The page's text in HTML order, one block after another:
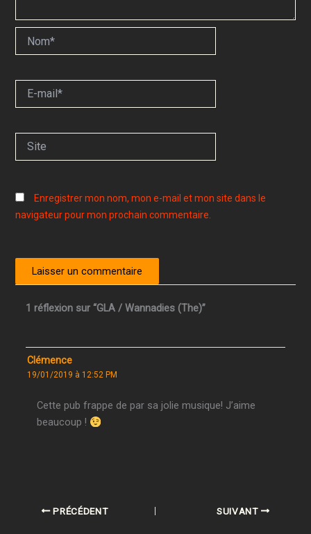
mail*
Enregistrer mon nom, mon e-mail et mon site dans le
navigateur pour mon prochain commentaire.
1 réflexion sur “GLA / Wannadies (The)”
Clémence
19/01/2019 à 12:52 PM
Cette pub frappe de par sa jolie musique! J’aime
beaucoup !
PRÉCÉDENT SUIVANT